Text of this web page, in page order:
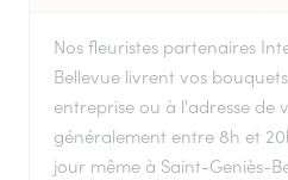
Nos fleuristes partenaires
Bellevue livrent vos
entreprise ou à l'adresse de
généralement entre 8h et
jour même à Saint-Geniès-